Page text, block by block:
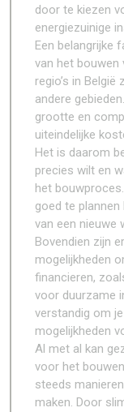
door te kiezen
energiezuinige
Een belangrijke
van het bouwen
regio’s in
andere
grootte en
uiteindelijke
Het is daarom
precies wilt en
het
goed te
van een nieuwe
Bovendien zijn
mogelijkheden
financieren,
voor duurzame
verstandig om
mogelijkheden
Al met al kan
voor het
steeds
maken. Door